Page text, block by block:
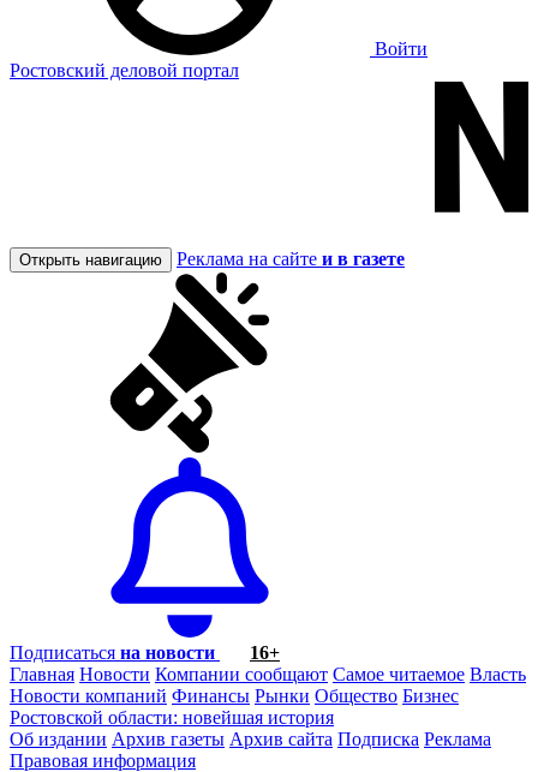
Войти
Ростовский деловой портал
Открыть навигацию Реклама на сайте и в газете
Подписаться на новости
16+
Главная Новости Компании сообщают Самое читаемое Власть
Новости компаний Финансы Рынки Общество Бизнес
Ростовской области: новейшая история
Об издании Архив газеты Архив сайта Подписка Реклама
Правовая информация